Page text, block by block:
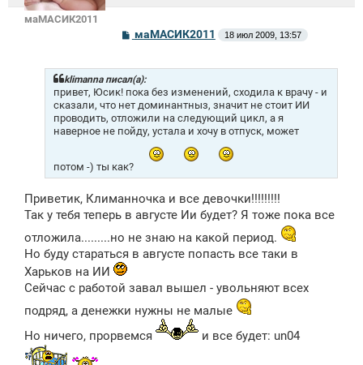
маМАСИК2011
С
б
щ
е
н
и
е
маМАСИК2011 18 июл 2009, 13:57
klimanna писал(а):
привет, Юсик! пока без изменений, сходила к врачу - и
сказали, что нет доминантныз, значит не стоит ИИ
проводить, отложили на следующий цикл, а я
наверное не пойду, устала и хочу в отпуск, может
потом -) ты как?
Приветик, Климанночка и все девочки!!!!!!!!!
Так у тебя теперь в августе Ии будет? Я тоже пока все
отложила.........но не знаю на какой период.
Но буду стараться в августе попасть все таки в
Харьков на ИИ
Сейчас с работой завал вышел - увольняют всех
подряд, а денежки нужны не малые
Но ничего, прорвемся
и все будет: un04